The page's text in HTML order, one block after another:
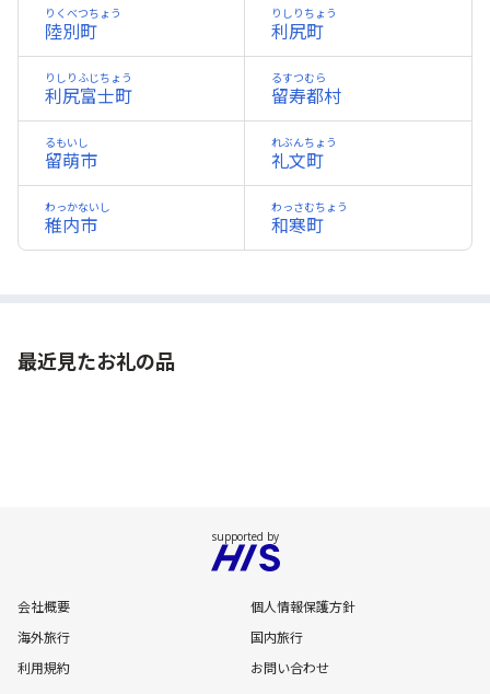
陸別町
りくべつちょう
利尻町
りしりちょう
利尻富士町
りしりふじちょう
留寿都村
るすつむら
留萌市
るもいし
礼文町
れぶんちょう
稚内市
わっかないし
和寒町
わっさむちょう
最近見たお礼の品
会社概要
個人情報保護方針
海外旅行
国内旅行
利用規約
お問い合わせ